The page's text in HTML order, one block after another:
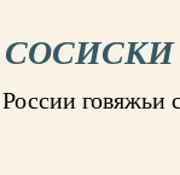
говяжьи